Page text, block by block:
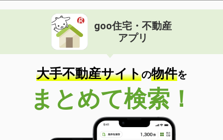
goo住宅・不動産
アプリ
大手不動産サイトの物件を
まとめて検索！